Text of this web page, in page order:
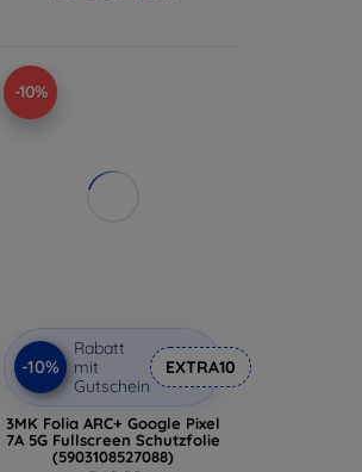
-10%
-10%
Rabatt
mit
Gutschein
EXTRA10
3MK Folia ARC+ Google Pixel
7A 5G Fullscreen Schutzfolie
(5903108527088)